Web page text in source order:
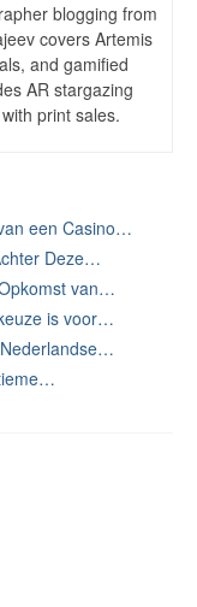
blogging from
covers Artemis
and gamified
AR stargazing
print sales.
een Casino…
Deze…
van…
is voor…